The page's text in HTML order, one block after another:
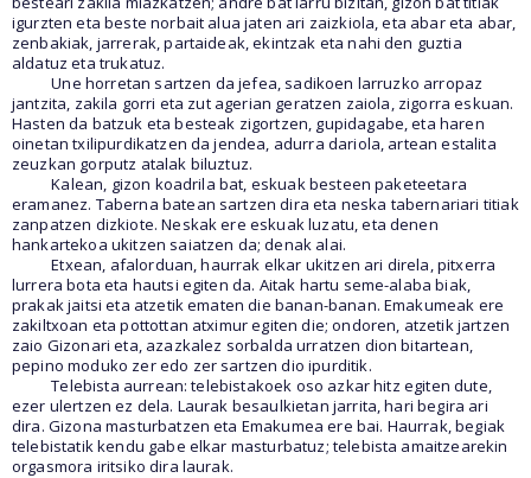
igurzten eta beste norbait alua jaten ari zaizkiola, eta abar eta abar,
zenbakiak, jarrerak, partaideak, ekintzak eta nahi den guztia
aldatuz eta trukatuz.
Une horretan sartzen da jefea, sadikoen larruzko arropaz
jantzita, zakila gorri eta zut agerian geratzen zaiola, zigorra eskuan.
Hasten da batzuk eta besteak zigortzen, gupidagabe, eta haren
oinetan txilipurdikatzen da jendea, adurra dariola, artean estalita
zeuzkan gorputz atalak biluztuz.
Kalean, gizon koadrila bat, eskuak besteen paketeetara
eramanez. Taberna batean sartzen dira eta neska tabernariari titiak
zanpatzen dizkiote. Neskak ere eskuak luzatu, eta denen
hankartekoa ukitzen saiatzen da; denak alai.
Etxean, afalorduan, haurrak elkar ukitzen ari direla, pitxerra
lurrera bota eta hautsi egiten da. Aitak hartu seme-alaba biak,
prakak jaitsi eta atzetik ematen die banan-banan. Emakumeak ere
zakiltxoan eta pottottan atximur egiten die; ondoren, atzetik jartzen
zaio Gizonari eta, azazkalez sorbalda urratzen dion bitartean,
pepino moduko zer edo zer sartzen dio ipurditik.
Telebista aurrean: telebistakoek oso azkar hitz egiten dute,
ezer ulertzen ez dela. Laurak besaulkietan jarrita, hari begira ari
dira. Gizona masturbatzen eta Emakumea ere bai. Haurrak, begiak
telebistatik kendu gabe elkar masturbatuz; telebista amaitzearekin
orgasmora iritsiko dira laurak.